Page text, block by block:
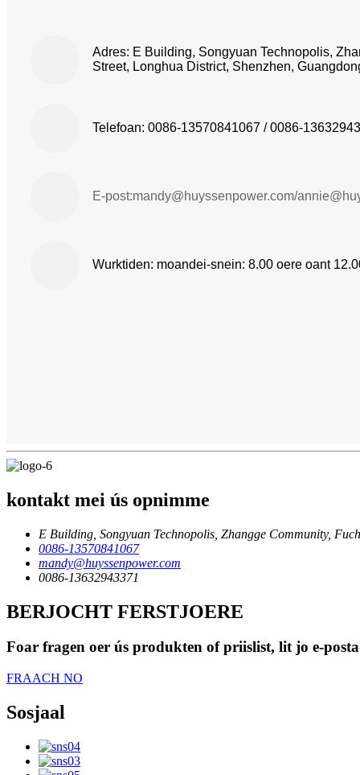
Adres: E Building, Songyuan Technopolis,
Street, Longhua District, Shenzhen,
Telefoan: 0086-13570841067 / 0086-
E-post:mandy@huyssenpower.com/
Wurktiden: moandei-snein: 8.00 oere oant
kontakt mei ús opnimme
E Building, Songyuan Technopolis, Zhangge Community,
0086-13570841067
mandy@huyssenpower.com
0086-13632943371
BERJOCHT FERSTJOERE
Foar fragen oer ús produkten of priislist, lit jo e-
FRAACH NO
Sosjaal